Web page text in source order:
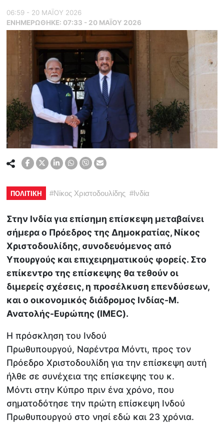
06:59 - 20 ΜΑΪ́ΟΥ 2026
ΕΝΗΜΕΡΏΘΗΚΕ: 07:33 - 20 ΜΑΪ́ΟΥ 2026
ΠΟΛΙΤΙΚΗ #Νίκος Χριστοδουλίδης #Ινδία
Στην Ινδία για επίσημη επίσκεψη μεταβαίνει
σήμερα ο Πρόεδρος της Δημοκρατίας, Νίκος
Χριστοδουλίδης, συνοδευόμενος από
Υπουργούς και επιχειρηματικούς φορείς. Στο
επίκεντρο της επίσκεψης θα τεθούν οι
διμερείς σχέσεις, η προσέλκυση επενδύσεων,
και ο οικονομικός διάδρομος Ινδίας-Μ.
Ανατολής-Ευρώπης (IMEC).
Η πρόσκληση του Ινδού
Πρωθυπουργού, Ναρέντρα Μόντι, προς τον
Πρόεδρο Χριστοδουλίδη για την επίσκεψη αυτή
ήλθε σε συνέχεια της επίσκεψης του κ.
Μόντι στην Κύπρο πριν ένα χρόνο, που
σηματοδότησε την πρώτη επίσκεψη Ινδού
Πρωθυπουργού στο νησί εδώ και 23 χρόνια.